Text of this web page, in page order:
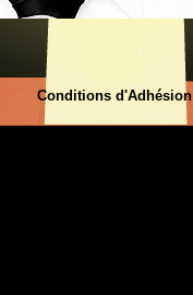
Conditions d'Adhésion